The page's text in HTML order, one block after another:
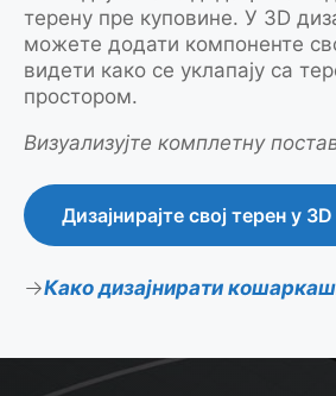
терену пре куповине. У 3D
можете додати компоненте
видети како се уклапају са
простором.
Визуализујте комплетну
Дизајнирајте свој терен у
Како дизајнирати